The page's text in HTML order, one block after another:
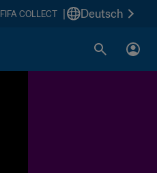
FIFA COLLECT Deutsch